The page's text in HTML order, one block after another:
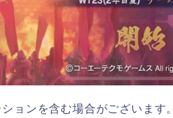
ョンを含む場合がございます。